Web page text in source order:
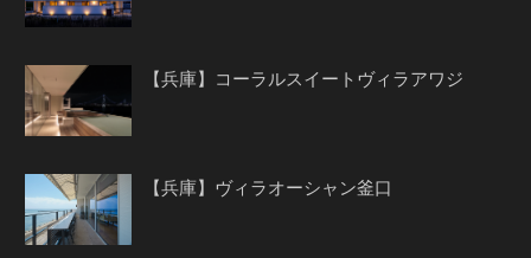
【兵庫】コーラルスイートヴィラアワジ
【兵庫】ヴィラオーシャン釜口